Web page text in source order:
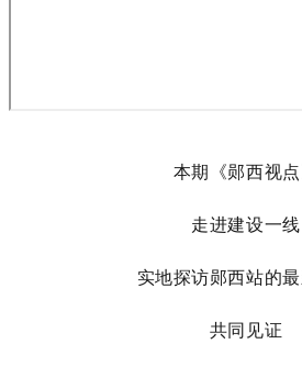
本期《郧西视点
走进建设一线
实地探访郧西站的
共同见证